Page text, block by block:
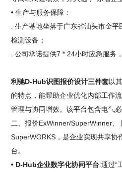
• 生产与服务保障：
. 生产基地坐落于广东省汕头市金
检测设备；
. 公司承诺提供7 * 24小时应急服务
利驰D-Hub识图报价设计三件套以
的特点，能帮助企业优化内部工作
管理与协同增效。该平台包含电气
二、报价ExWinner/SuperWinner、
SuperWORKS，是企业实现共享协
台。
• D-Hub企业数字化协同平台:通过“